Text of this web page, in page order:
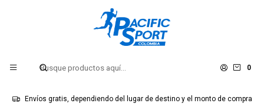
0
Envíos gratis, dependiendo del lugar de destino y el monto de compra